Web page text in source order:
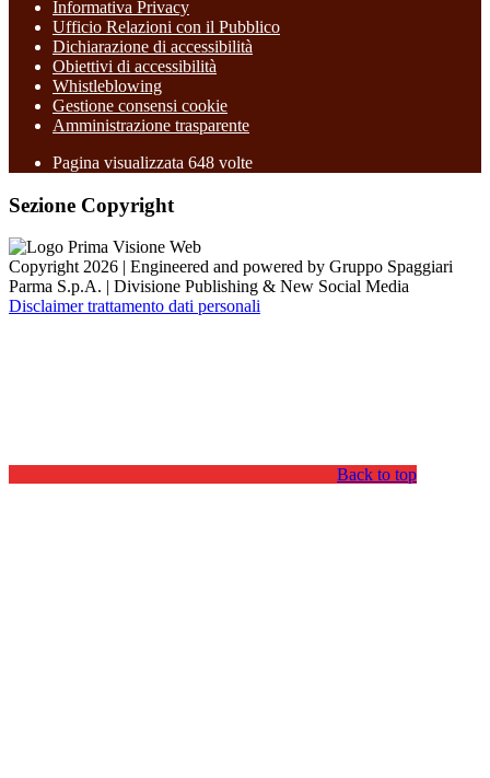
Informativa Privacy
Ufficio Relazioni con il Pubblico
Dichiarazione di accessibilità
Obiettivi di accessibilità
Whistleblowing
Gestione consensi cookie
Amministrazione trasparente
Pagina visualizzata 648 volte
Sezione Copyright
Copyright 2026 | Engineered and powered by Gruppo Spaggiari
Parma S.p.A. | Divisione Publishing & New Social Media
Disclaimer trattamento dati personali
Back to top